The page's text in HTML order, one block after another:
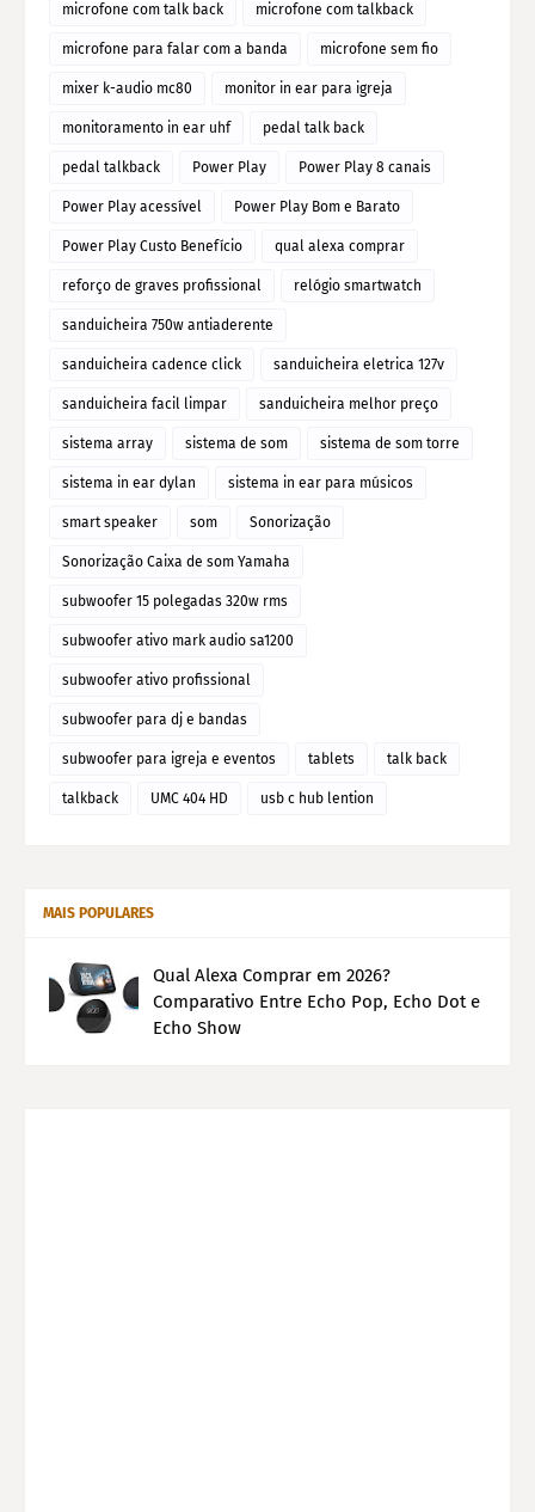
microfone com talk back microfone com talkback
microfone para falar com a banda microfone sem fio
mixer k-audio mc80 monitor in ear para igreja
monitoramento in ear uhf pedal talk back
pedal talkback Power Play Power Play 8 canais
Power Play acessível Power Play Bom e Barato
Power Play Custo Benefício qual alexa comprar
reforço de graves profissional relógio smartwatch
sanduicheira 750w antiaderente
sanduicheira cadence click sanduicheira eletrica 127v
sanduicheira facil limpar sanduicheira melhor preço
sistema array sistema de som sistema de som torre
sistema in ear dylan sistema in ear para músicos
smart speaker som Sonorização
Sonorização Caixa de som Yamaha
subwoofer 15 polegadas 320w rms
subwoofer ativo mark audio sa1200
subwoofer ativo profissional
subwoofer para dj e bandas
subwoofer para igreja e eventos tablets talk back
talkback UMC 404 HD usb c hub lention
MAIS POPULARES
Qual Alexa Comprar em 2026?
Comparativo Entre Echo Pop, Echo Dot e
Echo Show